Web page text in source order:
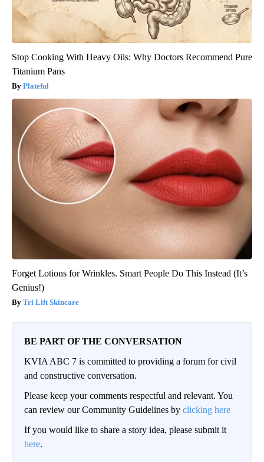
Stop Cooking With Heavy Oils: Why Doctors Recommend Pure
Titanium Pans
Plateful
Forget Lotions for Wrinkles. Smart People Do This Instead (It’s
Genius!)
Tri Lift Skincare
BE PART OF THE CONVERSATION
KVIA ABC 7 is committed to providing a forum for civil
and constructive conversation.
Please keep your comments respectful and relevant. You
can review our Community Guidelines by clicking here
If you would like to share a story idea, please submit it
here.